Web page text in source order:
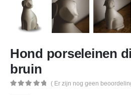
Hond porseleinen
bruin
( Er zijn nog geen